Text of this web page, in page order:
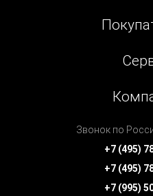
Звонок по
+7 (495)
+7 (495)
+7 (995)